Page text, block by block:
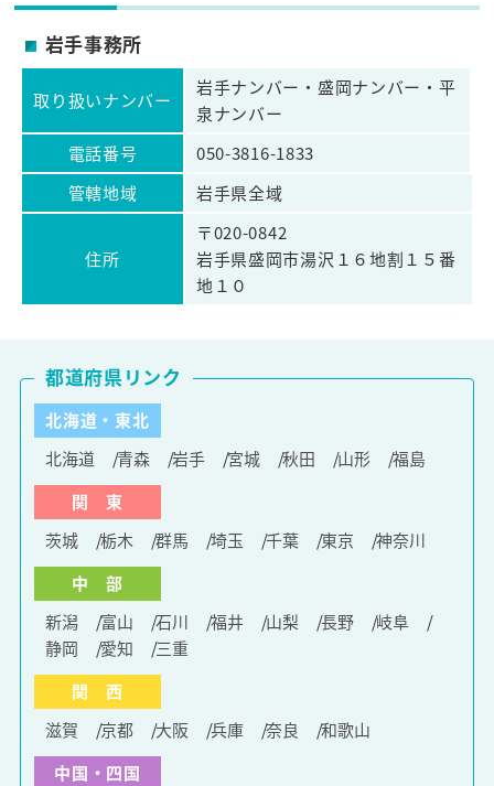
岩手事務所
取り扱いナンバー
岩手ナンバー・盛岡ナンバー・平
泉ナンバー
電話番号
050-3816-1833
管轄地域
岩手県全域
住所
〒020-0842
岩手県盛岡市湯沢１６地割１５番
地１０
北海道・東北
北海道
青森 岩手 宮城 秋田 山形
福島
関 東
茨城
栃木 群馬 埼玉 千葉 東京
神奈川
中 部
新潟
富山 石川 福井 山梨 長野
岐阜
静岡
愛知
三重
関 西
滋賀
京都 大阪 兵庫 奈良
和歌山
中国・四国
都道府県リンク